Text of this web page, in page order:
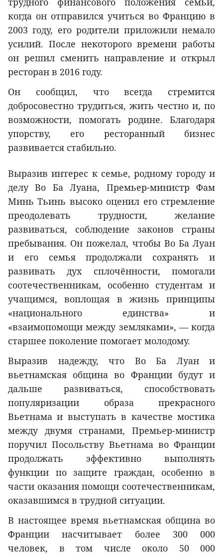
когда он отправился учиться во Францию в
2003 году, его родители приложили немало
усилий. После некоторого времени работы
он решил сменить направление и открыл
ресторан в 2016 году.
Он сообщил, что всегда стремится
добросовестно трудиться, жить честно и, по
возможности, помогать родине. Благодаря
упорству, его ресторанный бизнес
развивается стабильно.
Выразив интерес к семье, родному городу и
делу Во Ба Луана, Премьер-министр Фам
Минь Тьинь высоко оценил его стремление
преодолевать трудности, желание
развиваться, соблюдение законов страны
пребывания. Он пожелал, чтобы Во Ба Луан
и его семья продолжали сохранять и
развивать дух сплочённости, помогали
соотечественникам, особенно студентам и
учащимся, воплощая в жизнь принципы
«национального единства» и
«взаимопомощи между земляками», — когда
старшее поколение помогает молодому.
Выразив надежду, что Во Ба Луан и
вьетнамская община во Франции будут и
дальше развиваться, способствовать
популяризации образа прекрасного
Вьетнама и выступать в качестве мостика
между двумя странами, Премьер-министр
поручил Посольству Вьетнама во Франции
продолжать эффективно выполнять
функции по защите граждан, особенно в
части оказания помощи соотечественникам,
оказавшимся в трудной ситуации.
В настоящее время вьетнамская община во
Франции насчитывает более 300 000
человек, в том числе около 50 000